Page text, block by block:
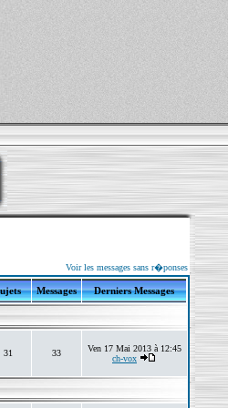
Voir les messages sans r�ponses
Messages Derniers Messages
31 33
Ven 17 Mai 2013 à 12:45
ch-vox